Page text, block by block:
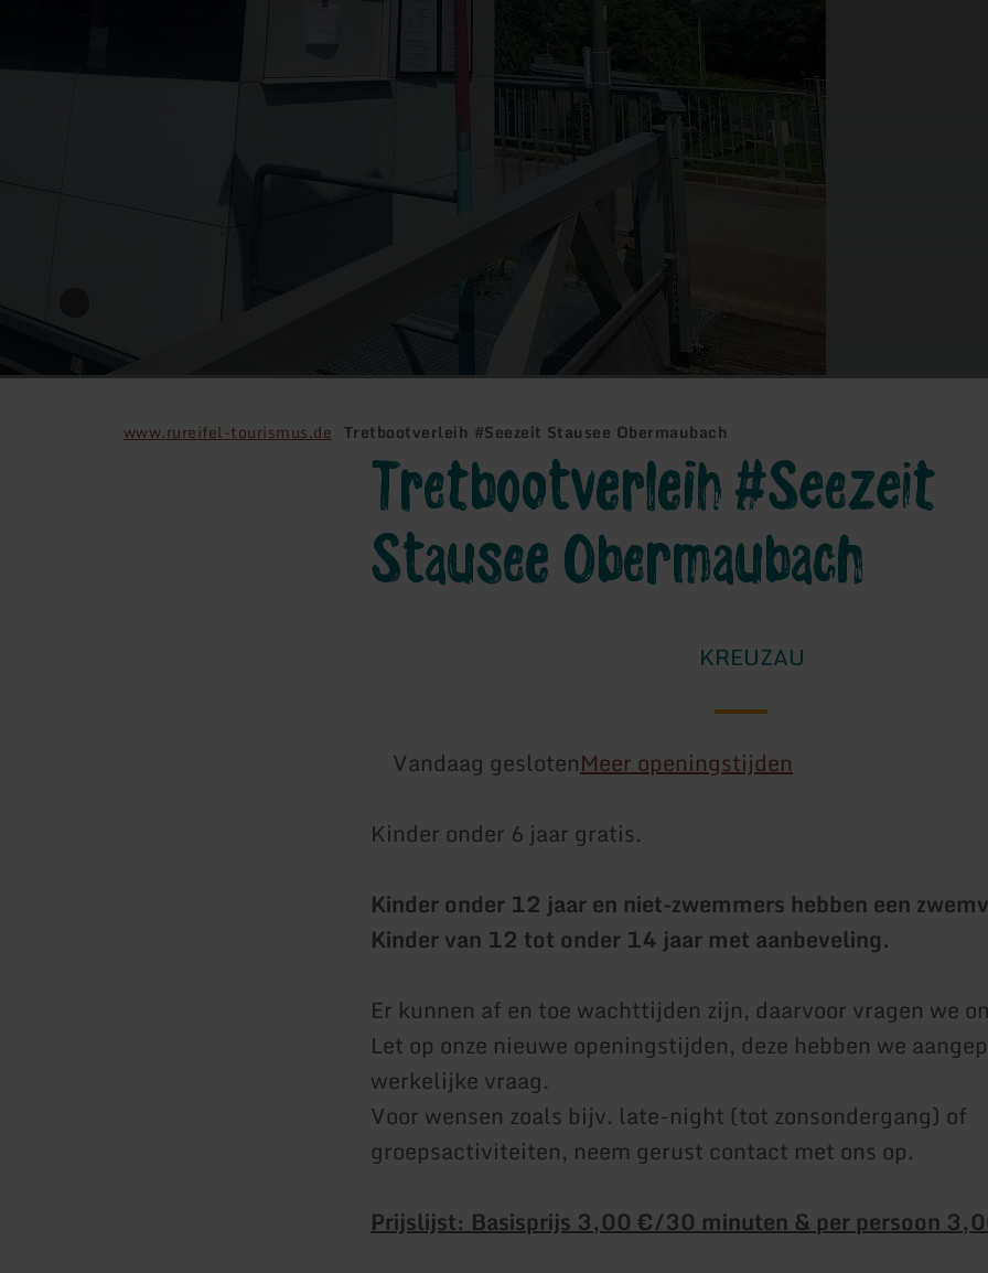
www.rureifel-tourismus.de Tretbootverleih #Seezeit Stausee Obermaubach
Tretbootverleih #Seezeit
Stausee Obermaubach
KREUZAU
Vandaag geslotenMeer openingstijden
Kinder onder 6 jaar gratis.
Kinder onder 12 jaar en niet-zwemmers hebben een
Kinder van 12 tot onder 14 jaar met aanbeveling.
Er kunnen af en toe wachttijden zijn, daarvoor vragen we
Let op onze nieuwe openingstijden, deze hebben we
werkelijke vraag.
Voor wensen zoals bijv. late-night (tot zonsondergang) of
groepsactiviteiten, neem gerust contact met ons op.
Prijslijst: Basisprijs 3,00 €/30 minuten & per persoon